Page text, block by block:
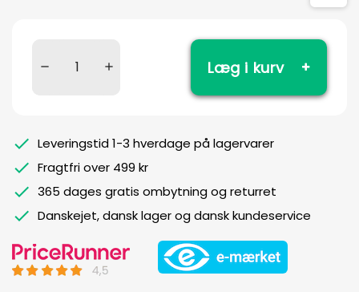
Læg i kurv
Leveringstid 1-3 hverdage på lagervarer
Fragtfri over 499 kr
365 dages gratis ombytning og returret
Danskejet, dansk lager og dansk kundeservice